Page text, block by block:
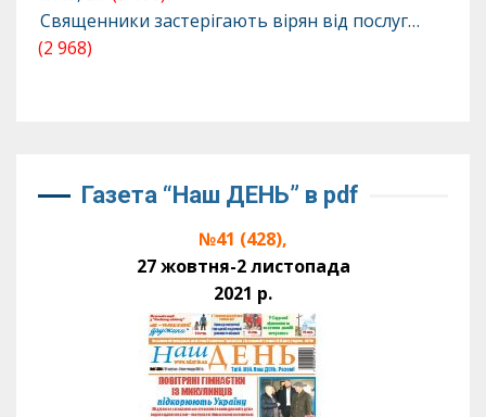
Священники застерігають вірян від послуг…
(2 968)
Газета “Наш ДЕНЬ” в pdf
№41 (428),
27 жовтня-2 листопада
2021 р.